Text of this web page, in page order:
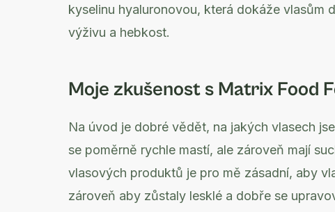
kyselinu hyaluronovou, která dokáže
výživu a hebkost.
Moje zkušenost s Matrix Food
Na úvod je dobré vědět, na jakých vlasech
se poměrně rychle mastí, ale zároveň mají
vlasových produktů je pro mě zásadní, aby
zároveň aby zůstaly lesklé a dobře se